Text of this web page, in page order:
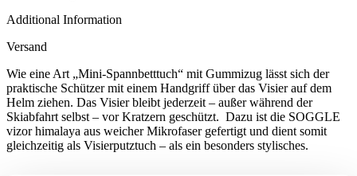
Additional Information
Versand
Wie eine Art „Mini-Spannbetttuch“ mit Gummizug lässt sich der
praktische Schützer mit einem Handgriff über das Visier auf dem
Helm ziehen. Das Visier bleibt jederzeit – außer während der
Skiabfahrt selbst – vor Kratzern geschützt. Dazu ist die SOGGLE
vizor himalaya aus weicher Mikrofaser gefertigt und dient somit
gleichzeitig als Visierputztuch – als ein besonders stylisches.